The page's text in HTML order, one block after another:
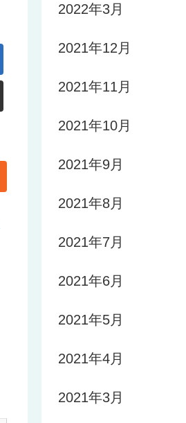
2022年3月
2021年12月
2021年11月
2021年10月
2021年9月
2021年8月
2021年7月
2021年6月
2021年5月
2021年4月
2021年3月